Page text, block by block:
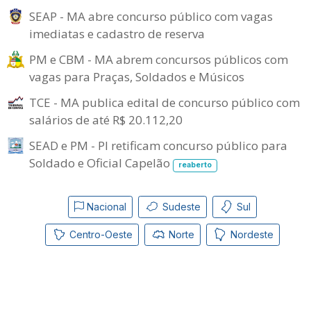
SEAP - MA abre concurso público com vagas
imediatas e cadastro de reserva
PM e CBM - MA abrem concursos públicos com
vagas para Praças, Soldados e Músicos
TCE - MA publica edital de concurso público com
salários de até R$ 20.112,20
SEAD e PM - PI retificam concurso público para
Soldado e Oficial Capelão
reaberto
Nacional Sudeste Sul
Centro-Oeste Norte Nordeste